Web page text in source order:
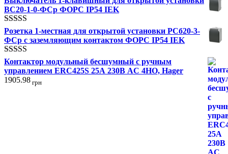
ВС20-1-0-ФСр ФОРС IP54 IEK
Оценка
4.00из 5
Розетка 1-местная для открытой установки РСб20-3-
ФСр с заземляющим контактом ФОРС IP54 IEK
Оценка
4.00из 5
Контактор модульный бесшумный с ручным
управлением ERC425S 25А 230В AC 4НО, Hager
1905.98 грн